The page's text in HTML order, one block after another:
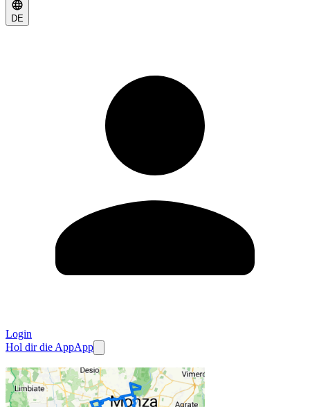
DE
Login
Hol dir die AppApp